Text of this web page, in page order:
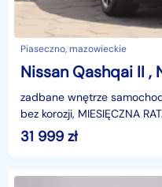
Piaseczno, mazowieckie
zadbane wnętrze
bez korozji, MIESIĘCZNA RATA NA TEN SAMOCHÓD JUŻ OD
190 PLN*Podana w
31 999 zł